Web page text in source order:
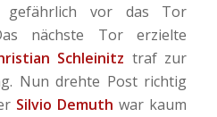
gefährlich vor das Tor
nächste Tor erzielte
Schleinitz traf zur
Nun drehte Post richtig
Silvio Demuth war kaum